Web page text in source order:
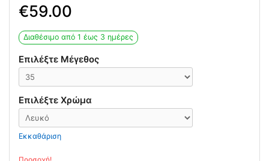
59.00
Διαθέσιμο από 1 έως 3 ημέρες
Επιλέξτε Μέγεθος
Επιλέξτε Χρώμα
Εκκαθάριση